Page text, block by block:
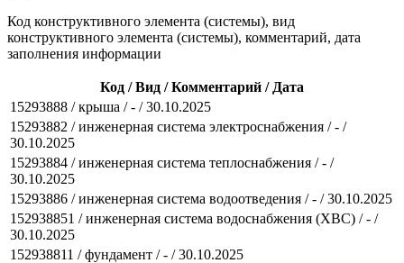
Код конструктивного элемента (системы), вид
конструктивного элемента (системы), комментарий, дата
заполнения информации
Код / Вид / Комментарий / Дата
15293888 / крыша / - / 30.10.2025
15293882 / инженерная система электроснабжения / - /
30.10.2025
15293884 / инженерная система теплоснабжения / - /
30.10.2025
15293886 / инженерная система водоотведения / - / 30.10.2025
152938851 / инженерная система водоснабжения (ХВС) / - /
30.10.2025
152938811 / фундамент / - / 30.10.2025